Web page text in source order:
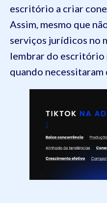
escritório a criar
Assim, mesmo que
serviços jurídicos no
lembrar do
quando necessitaram